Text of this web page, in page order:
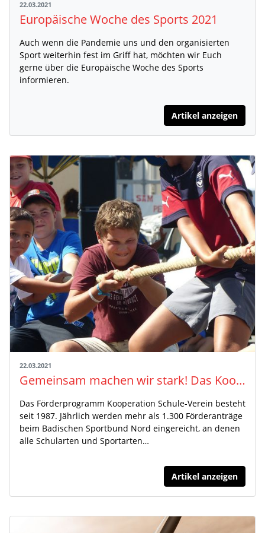
22.03.2021
Europäische Woche des Sports 2021
Auch wenn die Pandemie uns und den organisierten
Sport weiterhin fest im Griff hat, möchten wir Euch
gerne über die Europäische Woche des Sports
informieren.
Artikel anzeigen
22.03.2021
Gemeinsam machen wir stark! Das Kooperationsmodell Schule - Verein
Das Förderprogramm Kooperation Schule-Verein besteht
seit 1987. Jährlich werden mehr als 1.300 Förderanträge
beim Badischen Sportbund Nord eingereicht, an denen
alle Schularten und Sportarten…
Artikel anzeigen